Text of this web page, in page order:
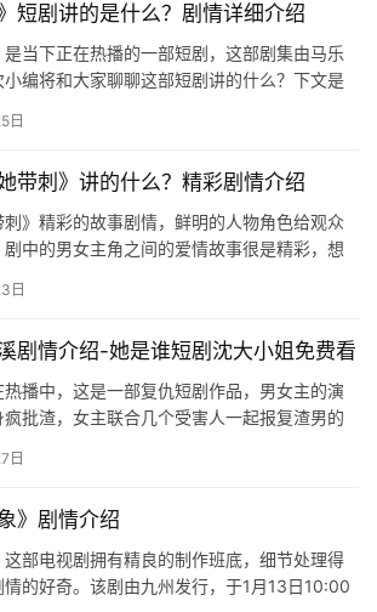
短剧讲的是什么？剧情详细介绍
是当下正在热播的一部短剧，这部剧集由马乐
编将和大家聊聊这部短剧讲的什么？下文是
日
带刺》讲的什么？精彩剧情介绍
》精彩的故事剧情，鲜明的人物角色给观众
中的男女主角之间的爱情故事很是精彩，想
日
剧情介绍-她是谁短剧沈大小姐免费看
播中，这是一部复仇短剧作品，男女主的演
批渣，女主联合几个受害人一起报复渣男的
日
》剧情介绍
这部电视剧拥有精良的制作班底，细节处理得
情的好奇。该剧由九州发行，于1月13日10:00